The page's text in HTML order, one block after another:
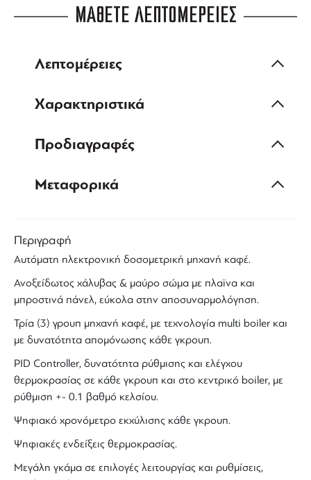
ΜΑΘΕΤΕ ΛΕΠΤΟΜΕΡΕΙΕΣ
Λεπτομέρειες
Χαρακτηριστικά
Προδιαγραφές
Μεταφορικά
Περιγραφή
Αυτόματη ηλεκτρονική δοσομετρική μηχανή καφέ.
Ανοξείδωτος χάλυβας & μαύρο σώμα με πλαϊνα και
μπροστινά πάνελ, εύκολα στην αποσυναρμολόγηση.
Τρία (3) γρουπ μηχανή καφέ, με τεχνολογία multi boilerκαι
με δυνατότητα απομόνωσης κάθε γκρουπ.
PID Controller, δυνατότητα ρύθμισης και ελέγχου
θερμοκρασίας σε κάθε γκρουπ και στο κεντρικό boiler, με
ρύθμιση +- 0.1 βαθμό κελσίου.
Ψηφιακό χρονόμετρο εκχύλισης κάθε γκρουπ.
Ψηφιακές ενδείξεις θερμοκρασίας.
Μεγάλη γκάμα σε επιλογές λειτουργίας και ρυθμίσεις,